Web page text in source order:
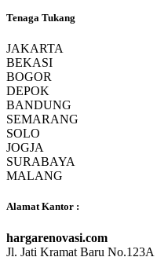
Tenaga Tukang
JAKARTA
BEKASI
BOGOR
DEPOK
BANDUNG
SEMARANG
SOLO
JOGJA
SURABAYA
MALANG
Alamat Kantor :
hargarenovasi.com
Jl. Jati Kramat Baru No.123A